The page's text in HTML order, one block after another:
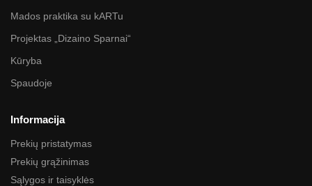
Mados praktika su kARTu
Projektas „Dizaino Sparnai“
Kūryba
Spaudoje
Informacija
Prekių pristatymas
Prekių grąžinimas
Sąlygos ir taisyklės